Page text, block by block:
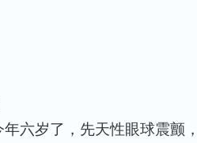
年六岁了，先天性眼球震颤